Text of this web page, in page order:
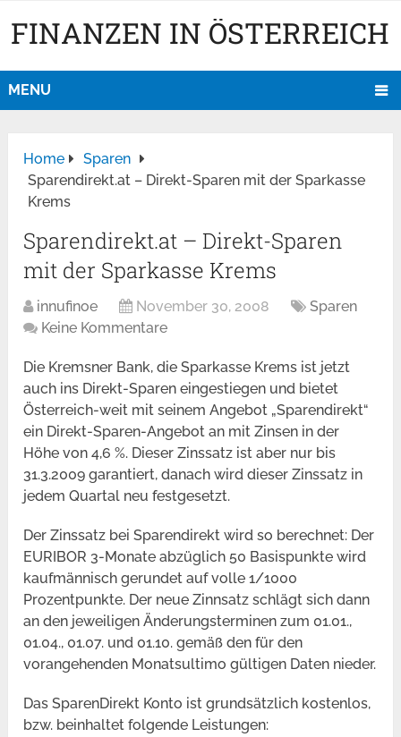
FINANZEN IN ÖSTERREICH
MENU
Home
Sparen
Sparendirekt.at – Direkt-Sparen mit der Sparkasse
Krems
Sparendirekt.at – Direkt-Sparen
mit der Sparkasse Krems
innufinoe November 30, 2008
Sparen
Keine Kommentare
Die Kremsner Bank, die Sparkasse Krems ist jetzt
auch ins Direkt-Sparen eingestiegen und bietet
Österreich-weit mit seinem Angebot „Sparendirekt“
ein Direkt-Sparen-Angebot an mit Zinsen in der
Höhe von 4,6 %. Dieser Zinssatz ist aber nur bis
31.3.2009 garantiert, danach wird dieser Zinssatz in
jedem Quartal neu festgesetzt.
Der Zinssatz bei Sparendirekt wird so berechnet: Der
EURIBOR 3-Monate abzüglich 50 Basispunkte wird
kaufmännisch gerundet auf volle 1/1000
Prozentpunkte. Der neue Zinnsatz schlägt sich dann
an den jeweiligen Änderungsterminen zum 01.01.,
01.04., 01.07. und 01.10. gemäß den für den
vorangehenden Monatsultimo gültigen Daten nieder.
Das SparenDirekt Konto ist grundsätzlich kostenlos,
bzw. beinhaltet folgende Leistungen: